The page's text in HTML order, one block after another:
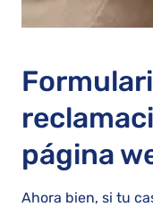
página
Ahora bien, si tu